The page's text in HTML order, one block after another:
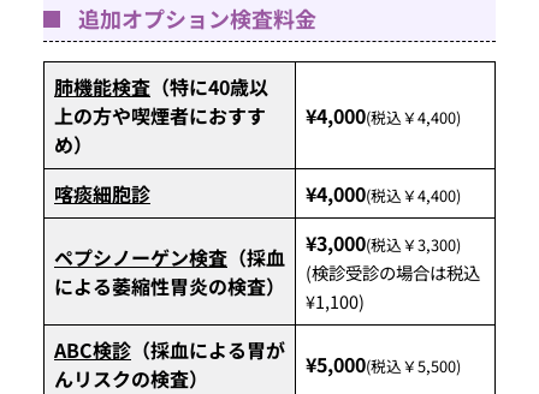
追加オプション検査料金
肺機能検査 （特に40歳以
上の方や喫煙者におすす
め）
¥4,000(税込￥4,400)
喀痰細胞診 ¥4,000(税込￥4,400)
ペプシノーゲン検査 （採血
による萎縮性胃炎の検査）
¥3,000(税込￥3,300)
(検診受診の場合は税込
¥1,100)
ABC検診 （採血による胃が
んリスクの検査）
¥5,000(税込￥5,500)